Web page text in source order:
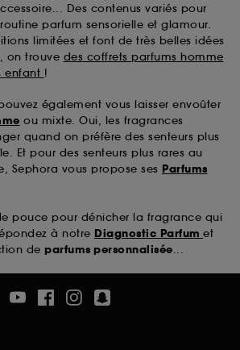
Des contenus variés pour
parfum sensorielle et glamour.
limitées et font de très belles idées
on trouve des coffrets parfums homme
enfant !
également vous laisser envoûter
ou mixte. Oui, les fragrances
quand on préfère des senteurs plus
Et pour des senteurs plus rares au
Sephora vous propose ses Parfums
pouce pour dénicher la fragrance qui
à notre Diagnostic Parfum et
de parfums personnalisée...